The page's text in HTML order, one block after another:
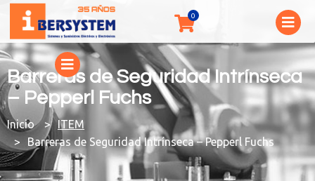
Barreras de Seguridad Intrínseca
– Pepperl Fuchs
You are here:ITEM
Barreras de Seguridad Intrínseca – Pepperl Fuchs